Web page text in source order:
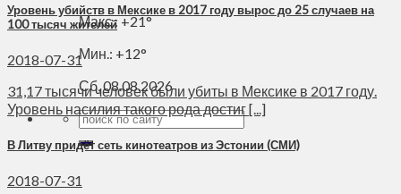
Макс.:+21°
Мин.: +12°
Сб, 08.08.2026
Уровень убийств в Мексике в 2017 году вырос до 25 случаев на
100 тысяч жителей
2018-07-31
31,17 тысячи человек были убиты в Мексике в 2017 году.
Уровень насилия такого рода достиг [...]
В Литву придёт сеть кинотеатров из Эстонии (СМИ)
2018-07-31